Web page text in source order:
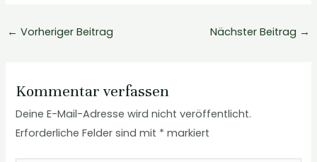
← Vorheriger Beitrag Nächster Beitrag →
Kommentar verfassen
Deine E-Mail-Adresse wird nicht veröffentlicht.
Erforderliche Felder sind mit * markiert